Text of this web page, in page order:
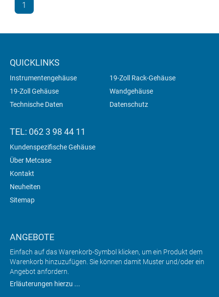
1
QUICKLINKS
Instrumentengehäuse
19-Zoll Rack-Gehäuse
19-Zoll Gehäuse
Wandgehäuse
Technische Daten
Datenschutz
TEL: 062 3 98 44 11
Kundenspezifische Gehäuse
Über Metcase
Kontakt
Neuheiten
Sitemap
ANGEBOTE
Einfach auf das Warenkorb-Symbol klicken, um ein Produkt dem
Warenkorb hinzuzufügen. Sie können damit Muster und/oder ein
Angebot anfordern.
Erläuterungen hierzu ...